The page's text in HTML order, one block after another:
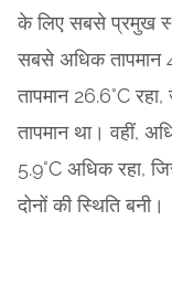
के लिए सबसे प्रमुख
सबसे अधिक
तापमान 26.6°C
तापमान था। वहीं,
5.9°C अधिक रहा,
दोनों की स्थिति बनी।